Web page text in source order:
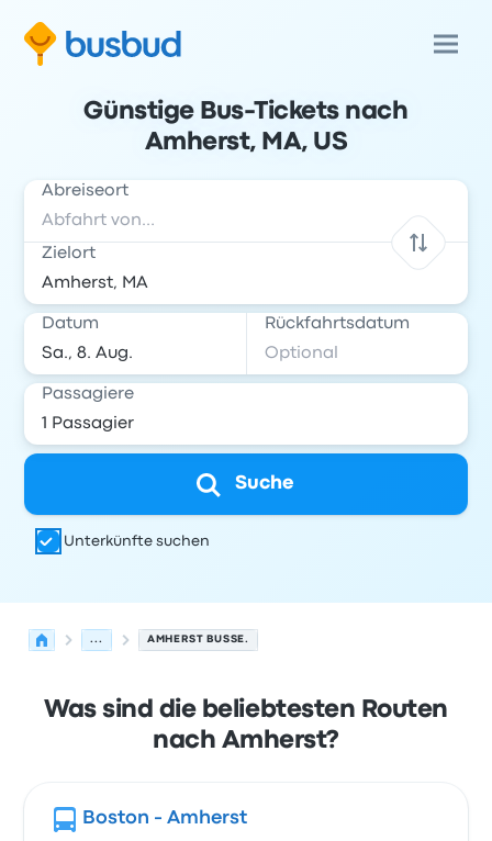
Günstige Bus-Tickets nach
Amherst, MA, US
Abreiseort
Zielort
Datum Rückfahrtsdatum
Passagiere
Suche
Unterkünfte suchen
... AMHERST BUSSE.
Was sind die beliebtesten Routen
nach Amherst?
Boston - Amherst